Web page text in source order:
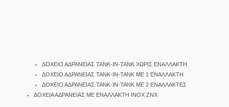
ΔΟΧΕΙΟ ΑΔΡΑΝΕΙΑΣ TANK-IN-TANK ΧΩΡΙΣ ΕΝΑΛΛΑΚΤΗ
ΔΟΧΕΙΟ ΑΔΡΑΝΕΙΑΣ TANK-IN-TANK ΜΕ 1 ΕΝΑΛΛΑΚΤΗ
ΔΟΧΕΙΟ ΑΔΡΑΝΕΙΑΣ TANK-IN-TANK ΜΕ 2 ΕΝΑΛΛΑΚΤΕΣ
ΔΟΧΕΙΑ ΑΔΡΑΝΕΙΑΣ ΜΕ ΕΝΑΛΛΑΚΤΗ INOX ΖΝΧ